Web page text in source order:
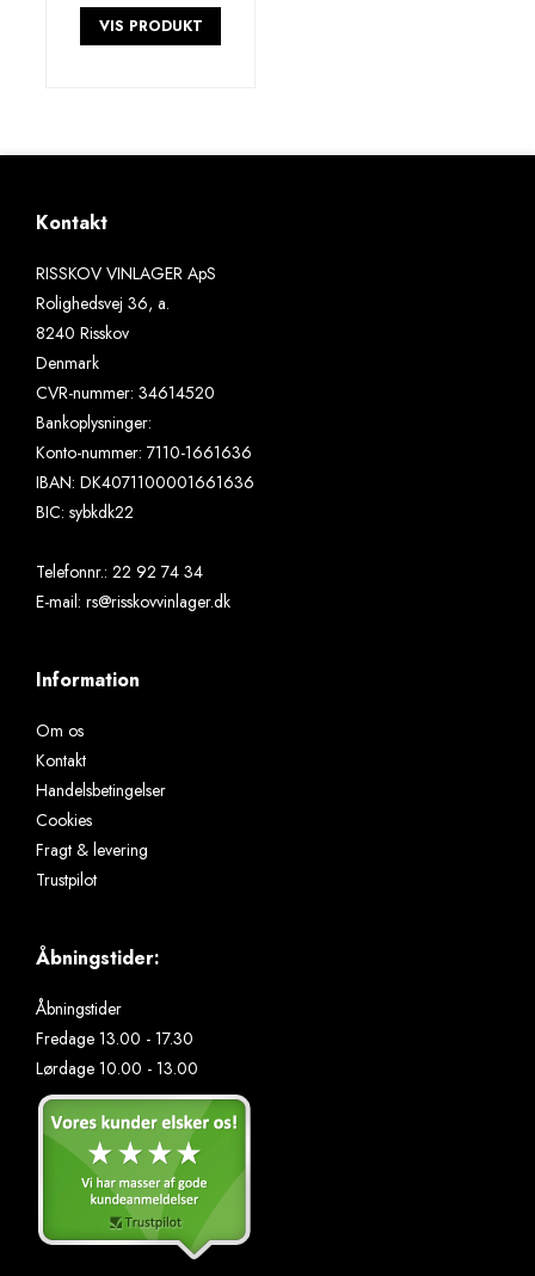
VIS PRODUKT
Kontakt
RISSKOV VINLAGER ApS
Rolighedsvej 36, a.
8240 Risskov
Denmark
CVR-nummer: 34614520
Bankoplysninger:
Konto-nummer: 7110-1661636
IBAN: DK4071100001661636
BIC: sybkdk22
Telefonnr.: 22 92 74 34
E-mail: rs@risskovvinlager.dk
Information
Om os
Kontakt
Handelsbetingelser
Cookies
Fragt & levering
Trustpilot
Åbningstider:
Åbningstider
Fredage 13.00 - 17.30
Lørdage 10.00 - 13.00